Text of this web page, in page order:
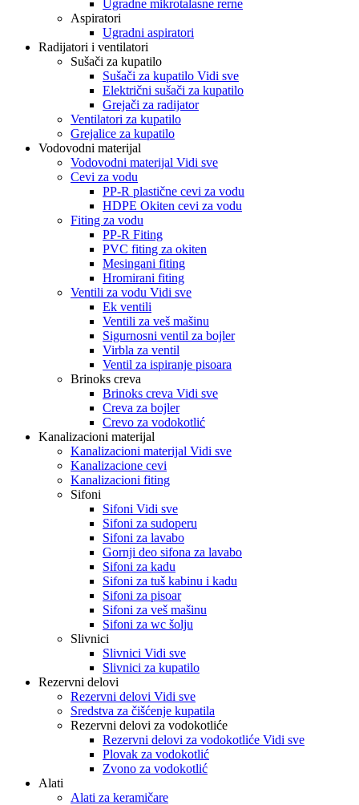
Ugradne mikrotalasne rerne
Aspiratori
Ugradni aspiratori
Radijatori i ventilatori
Sušači za kupatilo
Sušači za kupatilo Vidi sve
Električni sušači za kupatilo
Grejači za radijator
Ventilatori za kupatilo
Grejalice za kupatilo
Vodovodni materijal
Vodovodni materijal Vidi sve
Cevi za vodu
PP-R plastične cevi za vodu
HDPE Okiten cevi za vodu
Fiting za vodu
PP-R Fiting
PVC fiting za okiten
Mesingani fiting
Hromirani fiting
Ventili za vodu Vidi sve
Ek ventili
Ventili za veš mašinu
Sigurnosni ventil za bojler
Virbla za ventil
Ventil za ispiranje pisoara
Brinoks creva
Brinoks creva Vidi sve
Creva za bojler
Crevo za vodokotlić
Kanalizacioni materijal
Kanalizacioni materijal Vidi sve
Kanalizacione cevi
Kanalizacioni fiting
Sifoni
Sifoni Vidi sve
Sifoni za sudoperu
Sifoni za lavabo
Gornji deo sifona za lavabo
Sifoni za kadu
Sifoni za tuš kabinu i kadu
Sifoni za pisoar
Sifoni za veš mašinu
Sifoni za wc šolju
Slivnici
Slivnici Vidi sve
Slivnici za kupatilo
Rezervni delovi
Rezervni delovi Vidi sve
Sredstva za čišćenje kupatila
Rezervni delovi za vodokotliće
Rezervni delovi za vodokotliće Vidi sve
Plovak za vodokotlić
Zvono za vodokotlić
Alati
Alati za keramičare